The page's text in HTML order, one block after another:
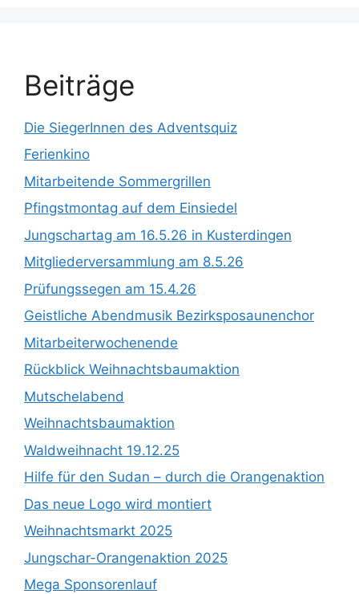
Beiträge
Die SiegerInnen des Adventsquiz
Ferienkino
Mitarbeitende Sommergrillen
Pfingstmontag auf dem Einsiedel
Jungschartag am 16.5.26 in Kusterdingen
Mitgliederversammlung am 8.5.26
Prüfungssegen am 15.4.26
Geistliche Abendmusik Bezirksposaunenchor
Mitarbeiterwochenende
Rückblick Weihnachtsbaumaktion
Mutschelabend
Weihnachtsbaumaktion
Waldweihnacht 19.12.25
Hilfe für den Sudan – durch die Orangenaktion
Das neue Logo wird montiert
Weihnachtsmarkt 2025
Jungschar-Orangenaktion 2025
Mega Sponsorenlauf